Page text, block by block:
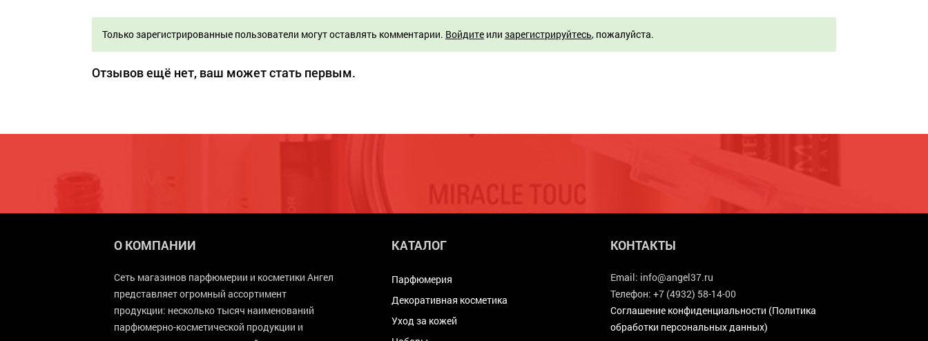
Только зарегистрированные пользователи могут оставлять комментарии. Войдите или зарегистрируйтесь, пожалуйста.
Отзывов ещё нет, ваш может стать первым.
О КОМПАНИИ
Сеть магазинов парфюмерии и косметики Ангел
представляет огромный ассортимент
продукции: несколько тысяч наименований
парфюмерно-косметической продукции и
КАТАЛОГ
Парфюмерия
Декоративная косметика
Уход за кожей
КОНТАКТЫ
Email: info@angel37.ru
Телефон: +7 (4932) 58-14-00
Соглашение конфиденциальности (Политика
обработки персональных данных)